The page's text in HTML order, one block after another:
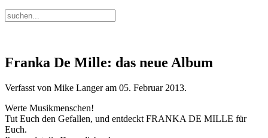
Franka De Mille: das neue Album
Verfasst von Mike Langer am 05. Februar 2013.
Werte Musikmenschen!
Tut Euch den Gefallen, und entdeckt FRANKA DE MILLE für
Euch.